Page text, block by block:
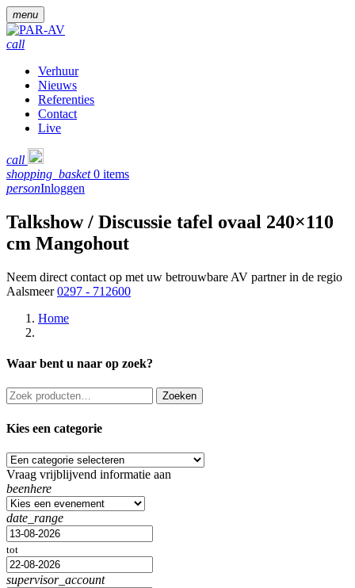
menu
call
Verhuur
Nieuws
Referenties
Contact
Live
call
shopping_basket0 items
personInloggen
Talkshow / Discussie tafel ovaal 240×110
cm Mangohout
Neem direct contact op met uw betrouwbare AV partner in de regio
Aalsmeer0297 - 712600
Home
Waar bent u naar op zoek?
Kies een categorie
Vraag vrijblijvend informatie aan
beenhere
date_range
tot
supervisor_account